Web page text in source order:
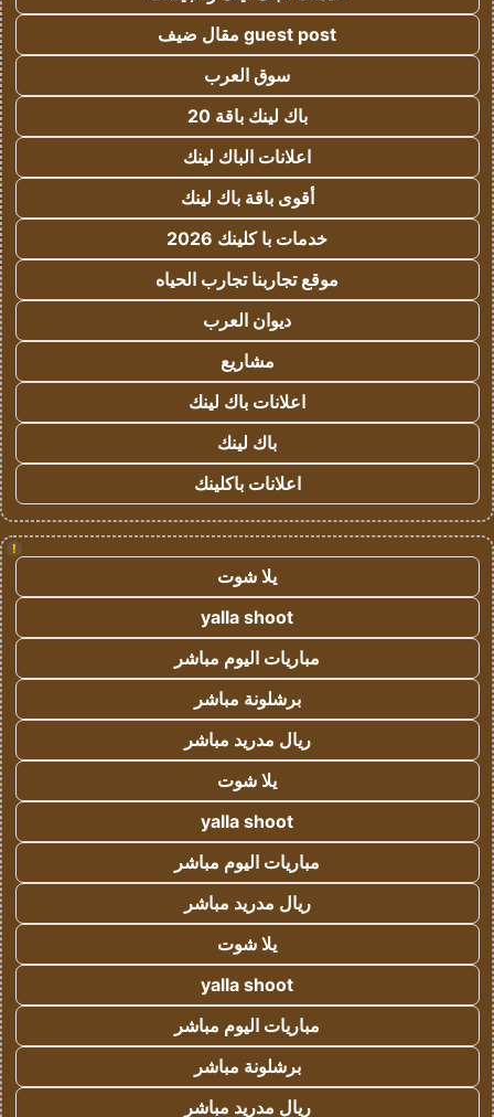
guest post مقال ضيف
سوق العرب
باك لينك باقة 20
اعلانات الباك لينك
أقوى باقة باك لينك
خدمات با كلينك 2026
موقع تجاربنا تجارب الحياه
ديوان العرب
مشاريع
اعلانات باك لينك
باك لينك
اعلانات باكلينك
!
يلا شوت
yalla shoot
مباريات اليوم مباشر
برشلونة مباشر
ريال مدريد مباشر
يلا شوت
yalla shoot
مباريات اليوم مباشر
ريال مدريد مباشر
يلا شوت
yalla shoot
مباريات اليوم مباشر
برشلونة مباشر
ريال مدريد مباشر